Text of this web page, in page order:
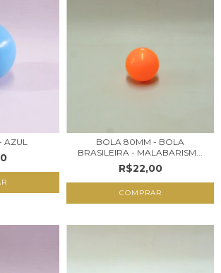
AZUL
BOLA 80MM - BOLA
BRASILEIRA - MALABARISM...
R$22,00